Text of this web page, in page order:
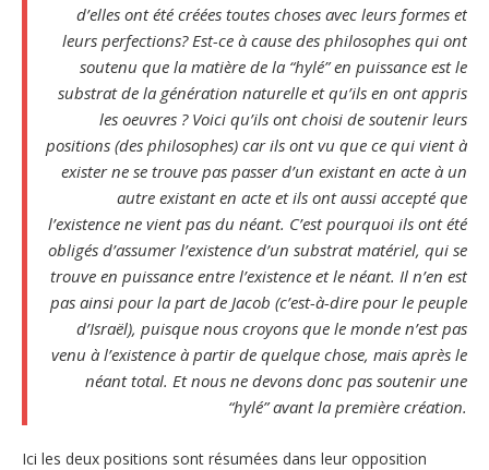
d’elles ont été créées toutes choses avec leurs formes et
leurs perfections? Est-ce à cause des philosophes qui ont
soutenu que la matière de la “hylé” en puissance est le
substrat de la génération naturelle et qu’ils en ont appris
les oeuvres ? Voici qu’ils ont choisi de soutenir leurs
positions (des philosophes) car ils ont vu que ce qui vient à
exister ne se trouve pas passer d’un existant en acte à un
autre existant en acte et ils ont aussi accepté que
l’existence ne vient pas du néant. C’est pourquoi ils ont été
obligés d’assumer l’existence d’un substrat matériel, qui se
trouve en puissance entre l’existence et le néant. Il n’en est
pas ainsi pour la part de Jacob (c’est-à-dire pour le peuple
d’Israël), puisque nous croyons que le monde n’est pas
venu à l’existence à partir de quelque chose, mais après le
néant total. Et nous ne devons donc pas soutenir une
“hylé” avant la première création.
Ici les deux positions sont résumées dans leur opposition